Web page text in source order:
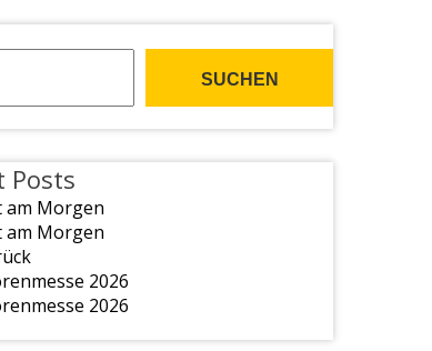
SUCHEN
Posts
am Morgen
am Morgen
2026
2026